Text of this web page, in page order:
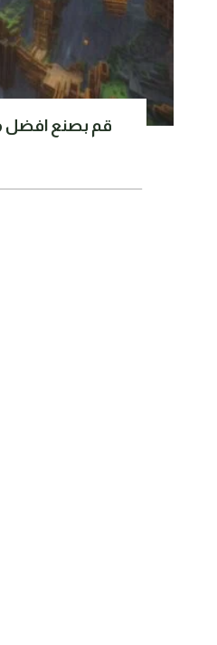
قم بصنع افضل